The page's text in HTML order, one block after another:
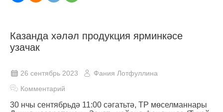
Казанда хәләл продукция ярминкәсе
узачак
26 сентябрь 2023
Фания Лотфуллина
Комментарий
30 нчы сентябрьдә 11:00 сәгатьтә, ТР мөселманнары